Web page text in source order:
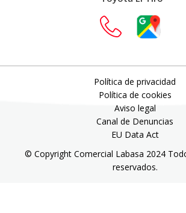
© Copyright Comercial Labasa 2024
reservados.
Política de privacidad
Política de cookies
Aviso legal
Canal de Denuncias
EU Data Act